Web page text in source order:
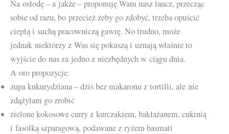
Na osłodę – a jakże – proponuję Wam nasz lancz, przecząc
sobie od razu, bo przecież żeby go zdobyć, trzeba opuścić
ciepłą i suchą pracowniczą gawrę. No trudno, może
jednak niektórzy z Was się pokuszą i uznają właśnie to
wyjście do nas za jedno z niezbędnych w ciągu dnia.
A oro propozycje:
zupa kukurydziana – dziś bez makaronu z tortilli, ale nie
zdążyłam go zrobić
zielone kokosowe curry z kurczakiem, bakłażanem, cukinią
i fasolką szparagową, podawane z ryżem basmati